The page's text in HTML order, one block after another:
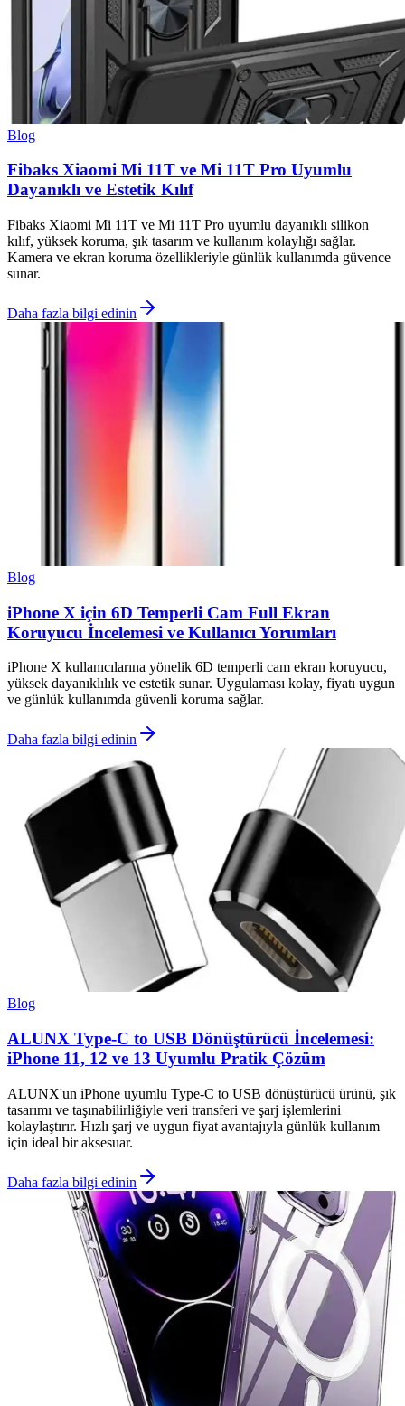
Blog
Fibaks Xiaomi Mi 11T ve Mi 11T Pro Uyumlu
Dayanıklı ve Estetik Kılıf
Fibaks Xiaomi Mi 11T ve Mi 11T Pro uyumlu dayanıklı silikon
kılıf, yüksek koruma, şık tasarım ve kullanım kolaylığı sağlar.
Kamera ve ekran koruma özellikleriyle günlük kullanımda güvence
sunar.
Daha fazla bilgi edinin
Blog
iPhone X için 6D Temperli Cam Full Ekran
Koruyucu İncelemesi ve Kullanıcı Yorumları
iPhone X kullanıcılarına yönelik 6D temperli cam ekran koruyucu,
yüksek dayanıklılık ve estetik sunar. Uygulaması kolay, fiyatı uygun
ve günlük kullanımda güvenli koruma sağlar.
Daha fazla bilgi edinin
Blog
ALUNX Type-C to USB Dönüştürücü İncelemesi:
iPhone 11, 12 ve 13 Uyumlu Pratik Çözüm
ALUNX'un iPhone uyumlu Type-C to USB dönüştürücü ürünü, şık
tasarımı ve taşınabilirliğiyle veri transferi ve şarj işlemlerini
kolaylaştırır. Hızlı şarj ve uygun fiyat avantajıyla günlük kullanım
için ideal bir aksesuar.
Daha fazla bilgi edinin